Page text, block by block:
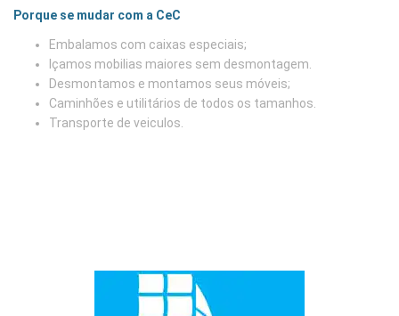
Porque se mudar com a CeC
Embalamos com caixas especiais;
Içamos mobilias maiores sem desmontagem.
Desmontamos e montamos seus móveis;
Caminhões e utilitários de todos os tamanhos.
Transporte de veiculos.